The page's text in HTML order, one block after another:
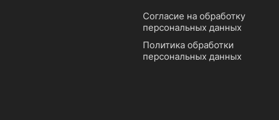
Согласие на обработку
персональных данных
Политика обработки
персональных данных